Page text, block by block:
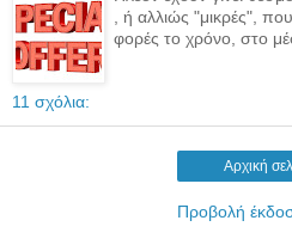
, ή αλλιώς "μικρές",
φορές το χρόνο, στο
11 σχόλια:
Αρχική
Προβολή